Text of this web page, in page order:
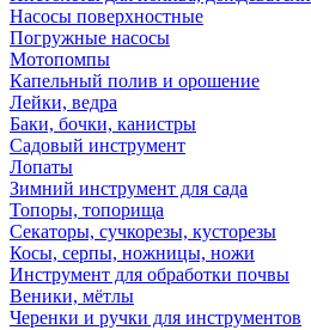
Насосы поверхностные
Погружные насосы
Мотопомпы
Капельный полив и орошение
Лейки, ведра
Баки, бочки, канистры
Садовый инструмент
Лопаты
Зимний инструмент для сада
Топоры, топорища
Секаторы, сучкорезы, кусторезы
Косы, серпы, ножницы, ножи
Инструмент для обработки почвы
Веники, мётлы
Черенки и ручки для инструментов